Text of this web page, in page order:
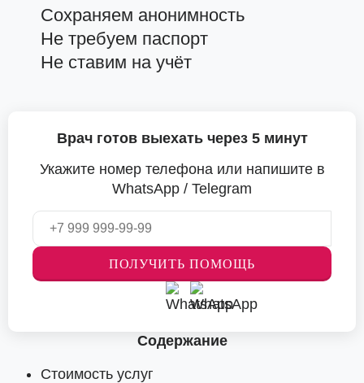
Сохраняем анонимность
Не требуем паспорт
Не ставим на учёт
Врач готов выехать через 5 минут
Укажите номер телефона или напишите в
WhatsApp / Telegram
ПОЛУЧИТЬ ПОМОЩЬ
Содержание
Стоимость услуг